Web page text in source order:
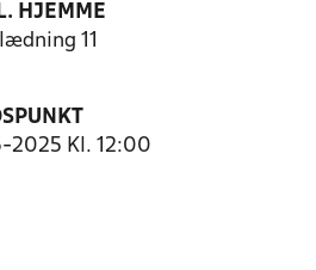
HJEMME
11
2025 Kl. 12:00